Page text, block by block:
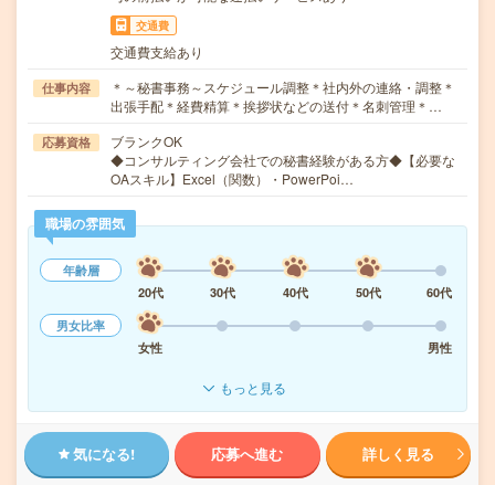
交通費
交通費支給あり
仕事内容
＊～秘書事務～スケジュール調整＊社内外の連絡・調整＊
出張手配＊経費精算＊挨拶状などの送付＊名刺管理＊…
応募資格
ブランクOK
◆コンサルティング会社での秘書経験がある方◆【必要な
OAスキル】Excel（関数）・PowerPoi…
職場の雰囲気
年齢層
20代
30代 40代 50代
60代
男女比率
女性
男性
もっと見る
気になる! 応募へ進む 詳しく見る